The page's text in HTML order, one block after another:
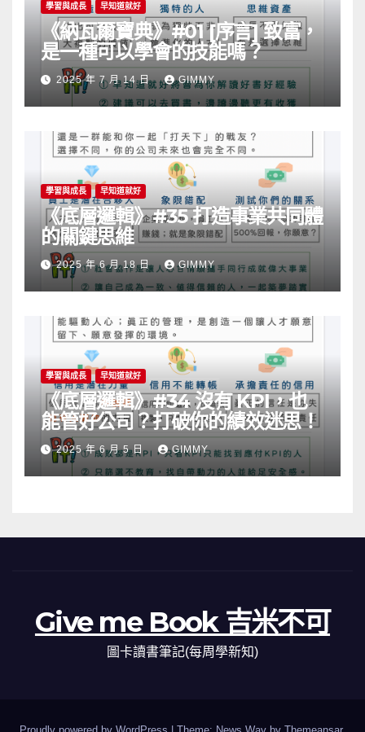
學習與成長 早知道就好
《納瓦爾寶典》#01 [序言] 致富，
是一種可以學會的技能嗎？
2025 年 7 月 14 日 GIMMY
學習與成長 早知道就好
《底層邏輯》#35 打造事業共同體
的關鍵思維
2025 年 6 月 18 日 GIMMY
學習與成長 早知道就好
《底層邏輯》#34 沒有 KPI，也
能管好公司？打破你的績效迷思！
2025 年 6 月 5 日 GIMMY
Give me Book 吉米不可
圖卡讀書筆記(每周學新知)